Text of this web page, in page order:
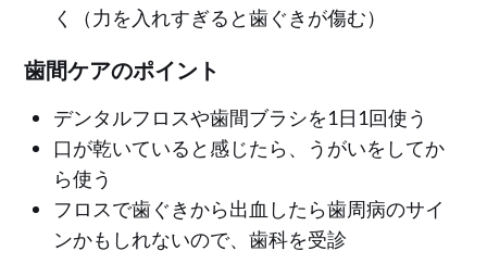
く（力を入れすぎると歯ぐきが傷む）
歯間ケアのポイント
デンタルフロスや歯間ブラシを1日1回使う
口が乾いていると感じたら、うがいをしてか
ら使う
フロスで歯ぐきから出血したら歯周病のサイ
ンかもしれないので、歯科を受診